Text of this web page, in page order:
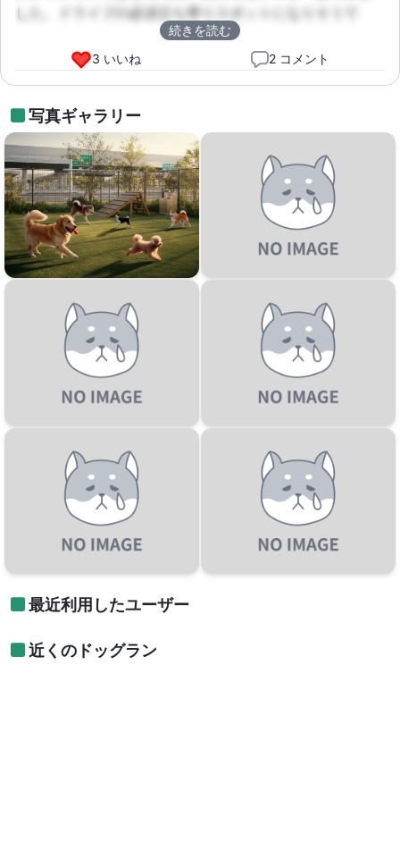
した。ドライブの必須立ち寄りスポットになりそうで
続きを読む
3 いいね
2 コメント
写真ギャラリー
最近利用したユーザー
近くのドッグラン